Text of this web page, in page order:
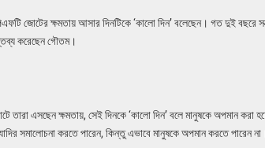
জোটের ক্ষমতায় আসার দিনটিকে ‘কালো দিন’ বলেছেন। গত দুই
করেছেন গৌতম।
তারা এসছেন ক্ষমতায়, সেই দিনকে ‘কালো দিন’ বলে মানুষকে অপমান করা
সমালোচনা করতে পারেন, কিন্তু এভাবে মানুষকে অপমান করতে পারেন